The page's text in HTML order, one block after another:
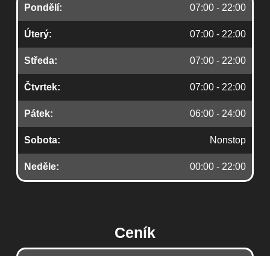
Pondělí: 07:00 - 22:00
Úterý: 07:00 - 22:00
Středa: 07:00 - 22:00
Čtvrtek: 07:00 - 22:00
Pátek: 06:00 - 24:00
Sobota: Nonstop
Neděle: 00:00 - 22:00
Ceník